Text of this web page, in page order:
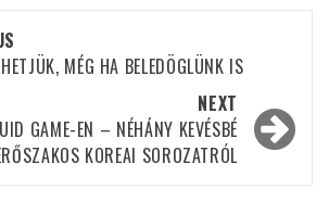
MÉG HA BELEDÖGLÜNK IS
NEXT
GAME-EN – NÉHÁNY KEVÉSBÉ
KOREAI SOROZATRÓL